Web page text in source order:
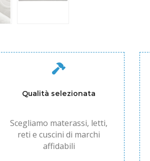
Qualità selezionata
Scegliamo materassi, letti,
reti e cuscini di marchi
affidabili